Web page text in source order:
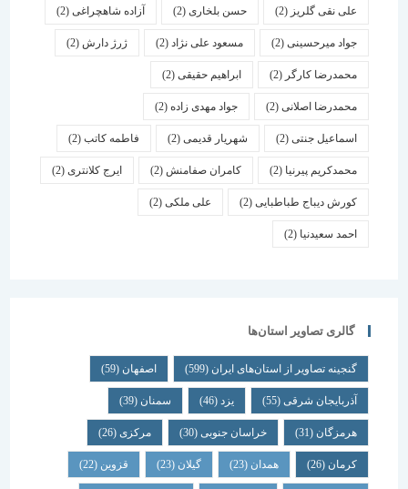
علی نقی گلریز(2) حسن بلخاری(2) آزاده شاهچراغی(2)
جواد میرحسینی(2) مسعود علی نژاد(2) ژرژ دارش (2)
محمدرضا کارگر(2) ابراهیم حقیقی(2)
محمدرضا اصلانی(2) جواد مهدی زاده(2)
اسماعیل جنتی(2) شهریار قدیمی(2) فاطمه کاتب(2)
محمدکریم پیرنیا (2) کامران صفامنش(2) ایرج کلانتری (2)
کورش دیباج طباطبایی(2) علی ملکی(2)
احمد سعیدنیا (2)
گالری تصاویر استان‌ها
گنجینه تصاویر از استان‌های ایران(599) اصفهان (59)
آذربایجان شرقی(55) یزد سمنان (39)
هرمزگان(31) خراسان جنوبی(30) مرکزی (26)
همدان گیلان قزوین